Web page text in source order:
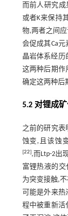
而前人研究
或者K来保持
物,两者之间
会促成其Ca
晶岩体系经历
这两种后期作
确定这两种后
5.2 对锂成
之前的研究
蚀变,且该蚀
[22],而Ltp-2出
富锂热液的
为突变接触,
可能是外来
程中被重新活